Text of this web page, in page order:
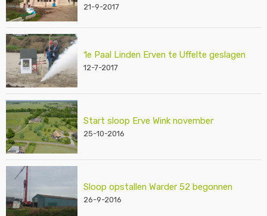
21-9-2017
1e Paal Linden Erven te Uffelte geslagen
12-7-2017
Start sloop Erve Wink november
25-10-2016
Sloop opstallen Warder 52 begonnen
26-9-2016